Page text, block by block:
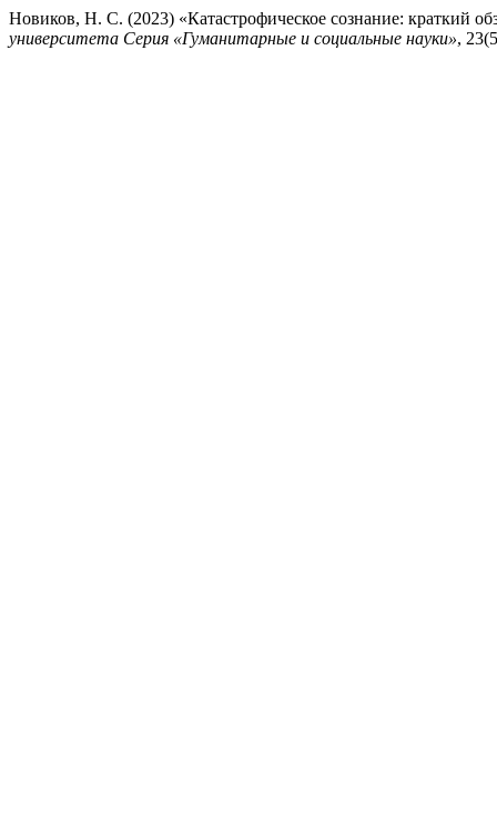
Новиков, Н. С. (2023) «Катастрофическое сознание: краткий
университета Серия «Гуманитарные и социальные науки»,